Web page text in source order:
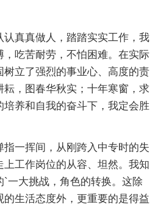
认真真做人，踏踏实实工作，我
，吃苦耐劳，不怕困难。在实际
立了强烈的事业心、高度的责
，图春华秋实；十年寒窗，求
养和自我的奋斗下，我定会胜
一挥间，从刚跨入中专时的失
工作岗位的从容、坦然。我知
一大挑战，角色的转换。这除
生活态度外，更重要的是得益